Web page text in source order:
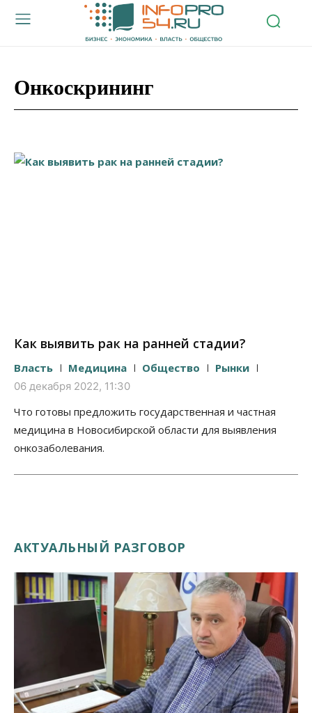
Онкоскрининг
Как выявить рак на ранней стадии?
Власть Медицина Общество Рынки
06 декабря 2022, 11:30
Что готовы предложить государственная и частная
медицина в Новосибирской области для выявления
онкозаболевания.
АКТУАЛЬНЫЙ РАЗГОВОР